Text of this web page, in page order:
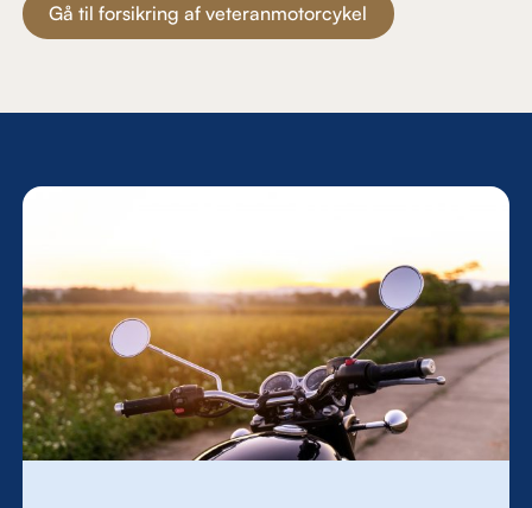
Gå til forsikring af veteranmotorcykel